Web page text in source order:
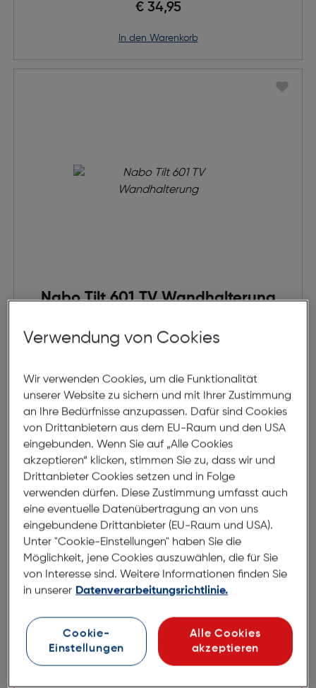
€ 34,95
in den Warenkorb
Nabo Tilt 601 TV Wandhalterung
€ 49,95
in den Warenkorb
Beratung
Kontaktieren Sie unseren Kundendienst und
vereinbaren Sie gleich einen Termin mit einem
Experten.
Haben Sie Fragen?
Finden Sie gleich Ihr Geschäft
Kontaktieren Sie unsere Hotline
Verwendung von Cookies
Wir verwenden Cookies, um die Funktionalität
unserer Website zu sichern und mit Ihrer Zustimmung
an Ihre Bedürfnisse anzupassen. Dafür sind Cookies
von Drittanbietern aus dem EU-Raum und den USA
eingebunden. Wenn Sie auf „Alle Cookies
akzeptieren“ klicken, stimmen Sie zu, dass wir und
Drittanbieter Cookies setzen und in Folge
verwenden dürfen. Diese Zustimmung umfasst auch
eine eventuelle Datenübertragung an von uns
eingebundene Drittanbieter (EU-Raum und USA).
Unter "Cookie-Einstellungen" haben Sie die
Möglichkeit, jene Cookies auszuwählen, die für Sie
von Interesse sind. Weitere Informationen finden Sie
in unserer Datenverarbeitungsrichtlinie.
Cookie-
Einstellungen
Alle Cookies
akzeptieren